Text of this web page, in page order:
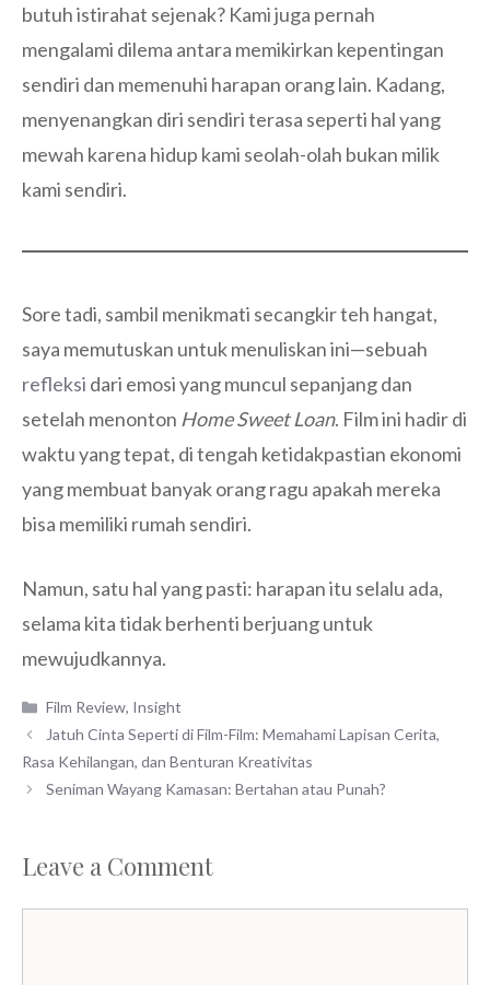
butuh istirahat sejenak? Kami juga pernah
mengalami dilema antara memikirkan kepentingan
sendiri dan memenuhi harapan orang lain. Kadang,
menyenangkan diri sendiri terasa seperti hal yang
mewah karena hidup kami seolah-olah bukan milik
kami sendiri.
Sore tadi, sambil menikmati secangkir teh hangat,
saya memutuskan untuk menuliskan ini—sebuah
refleksi dari emosi yang muncul sepanjang dan
setelah menonton Home Sweet Loan. Film ini hadir di
waktu yang tepat, di tengah ketidakpastian ekonomi
yang membuat banyak orang ragu apakah mereka
bisa memiliki rumah sendiri.
Namun, satu hal yang pasti: harapan itu selalu ada,
selama kita tidak berhenti berjuang untuk
mewujudkannya.
Categories
Film Review, Insight
Jatuh Cinta Seperti di Film-Film: Memahami Lapisan Cerita,
Rasa Kehilangan, dan Benturan Kreativitas
Seniman Wayang Kamasan: Bertahan atau Punah?
Leave a Comment